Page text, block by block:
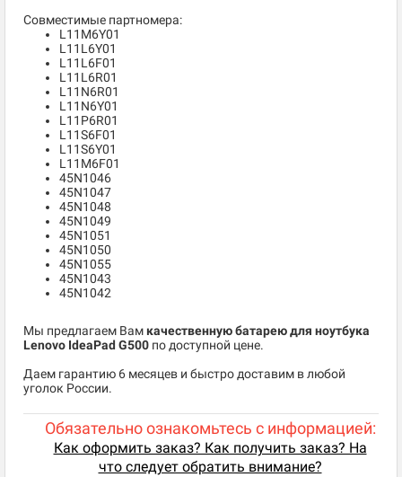
Совместимые партномера:
L11M6Y01
L11L6Y01
L11L6F01
L11L6R01
L11N6R01
L11N6Y01
L11P6R01
L11S6F01
L11S6Y01
L11M6F01
45N1046
45N1047
45N1048
45N1049
45N1051
45N1050
45N1055
45N1043
45N1042
Мы предлагаем Вам качественную батарею для ноутбука
Lenovo IdeaPad G500 по доступной цене.
Даем гарантию 6 месяцев и быстро доставим в любой
уголок России.
Обязательно ознакомьтесь с информацией:
Как оформить заказ? Как получить заказ? На
что следует обратить внимание?